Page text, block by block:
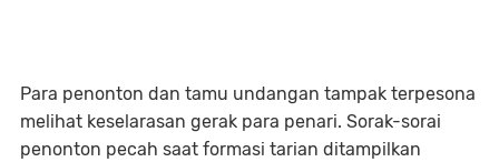
Para penonton dan tamu undangan tampak terpesona
melihat keselarasan gerak para penari. Sorak-sorai
penonton pecah saat formasi tarian ditampilkan